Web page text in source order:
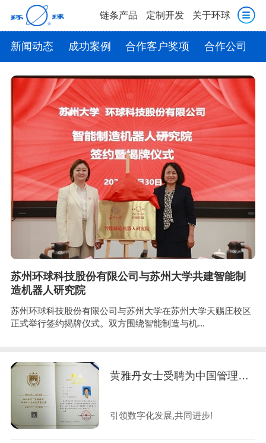
链条产品 定制开发 关于环球
新闻动态 成功案例 合作客户奖项 合作公司
苏州环球科技股份有限公司与苏州大学共建智能制
造机器人研究院
苏州环球科技股份有限公司与苏州大学在苏州大学天赐庄校区
正式举行签约揭牌仪式。双方围绕智能制造与机...
黄雅丹女士受聘为中国管理科学研究院商学院"专精特新"企业培育专家
引领数字化发展,共同进步!